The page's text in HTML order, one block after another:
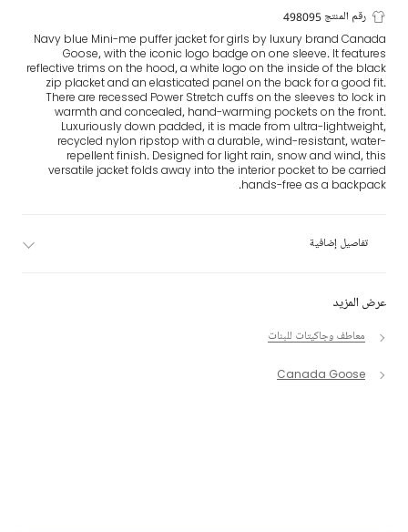
عرض المزيد
معاطف وجاكيتات للبنات
Canada Goose
رقم المنتج 498095
Navy blue Mini-me puffer jacket for girls by luxury brand Canada
Goose, with the iconic logo badge on one sleeve. It features
reflective trims on the hood, a white logo on the inside of the black
zip placket and an elasticated panel on the back for a good fit.
There are recessed Power Stretch cuffs on the sleeves to lock in
warmth and concealed, hand-warming pockets on the front.
Luxuriously down padded, it is made from ultra-lightweight,
recycled nylon ripstop with a durable, wind-resistant, water-
repellent finish. Designed for light rain, snow and wind, this
versatile jacket folds away into the interior pocket to be carried
hands-free as a backpack.
تفاصيل إضافية